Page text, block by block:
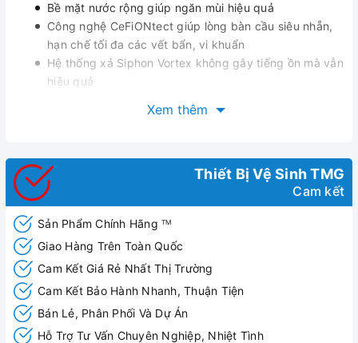
Bề mặt nước rộng giúp ngăn mùi hiệu quả
Công nghệ CeFiONtect giúp lòng bàn cầu siêu nhẵn,
hạn chế tối đa các vết bẩn, vi khuẩn
Hệ thống xả Siphon Vortex không gây tiếng ồn mà vẫn
hiệu quả
Xem thêm
Thiết Bị Vệ Sinh TMG
Cam kết
Sản Phẩm Chính Hãng TM
Giao Hàng Trên Toàn Quốc
Cam Kết Giá Rẻ Nhất Thị Trường
Cam Kết Bảo Hành Nhanh, Thuận Tiện
Bán Lẻ, Phân Phối Và Dự Án
Hỗ Trợ Tư Vấn Chuyên Nghiệp, Nhiệt Tình